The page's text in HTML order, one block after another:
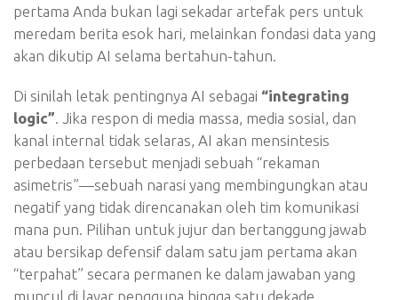
pertama Anda bukan lagi sekadar artefak pers untuk
meredam berita esok hari, melainkan fondasi data yang
akan dikutip AI selama bertahun-tahun.
Di sinilah letak pentingnya AI sebagai “integrating
logic”. Jika respon di media massa, media sosial, dan
kanal internal tidak selaras, AI akan mensintesis
perbedaan tersebut menjadi sebuah “rekaman
asimetris”—sebuah narasi yang membingungkan atau
negatif yang tidak direncanakan oleh tim komunikasi
mana pun. Pilihan untuk jujur dan bertanggung jawab
atau bersikap defensif dalam satu jam pertama akan
“terpahat” secara permanen ke dalam jawaban yang
muncul di layar pengguna hingga satu dekade